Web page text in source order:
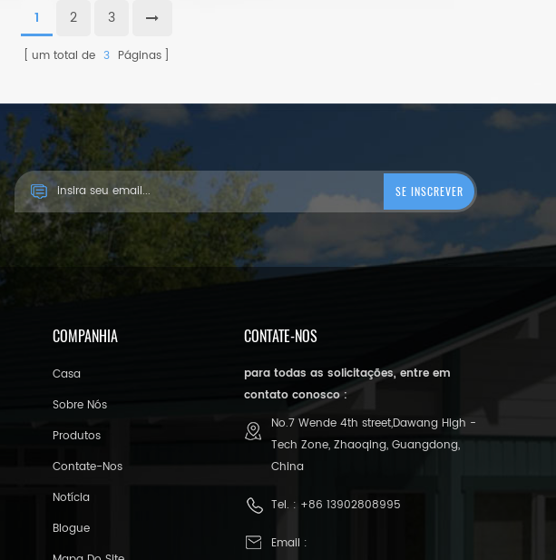
1 2 3
um total de 3 Páginas
COMPANHIA
Casa
Sobre Nós
Produtos
Contate-Nos
Notícia
Blogue
CONTATE-NOS
para todas as solicitações, entre em
contato conosco :
No.7 Wende 4th street,Dawang High -
Tech Zone, Zhaoqing, Guangdong,
China
Tel. : +86 13902808995
Email :